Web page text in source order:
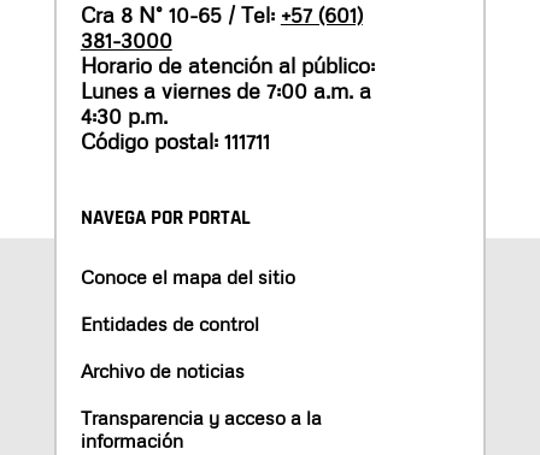
Cra 8 N° 10-65 / Tel: +57 (601)
381-3000
Horario de atención al público:
Lunes a viernes de 7:00 a.m. a
4:30 p.m.
Código postal: 111711
NAVEGA POR PORTAL
Conoce el mapa del sitio
Entidades de control
Archivo de noticias
Transparencia y acceso a la
información